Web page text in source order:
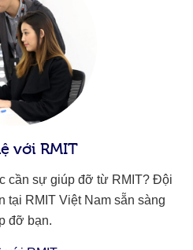
với RMIT
cần sự giúp đỡ từ RMIT? Đội
tại RMIT Việt Nam sẵn sàng
đỡ bạn.